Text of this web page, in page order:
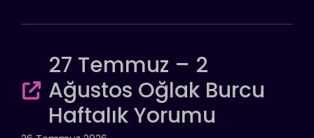
27 Temmuz – 2
Ağustos Oğlak Burcu
Haftalık Yorumu